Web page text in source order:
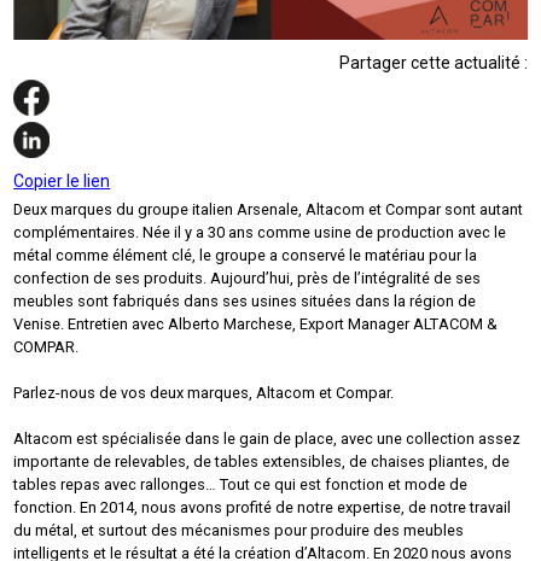
Partager cette actualité :
Copier le lien
Deux marques du groupe italien Arsenale, Altacom et Compar sont autant
complémentaires. Née il y a 30 ans comme usine de production avec le
métal comme élément clé, le groupe a conservé le matériau pour la
confection de ses produits. Aujourd’hui, près de l’intégralité de ses
meubles sont fabriqués dans ses usines situées dans la région de
Venise. Entretien avec Alberto Marchese, Export Manager ALTACOM &
COMPAR.
Parlez-nous de vos deux marques, Altacom et Compar.
Altacom est spécialisée dans le gain de place, avec une collection assez
importante de relevables, de tables extensibles, de chaises pliantes, de
tables repas avec rallonges… Tout ce qui est fonction et mode de
fonction. En 2014, nous avons profité de notre expertise, de notre travail
du métal, et surtout des mécanismes pour produire des meubles
intelligents et le résultat a été la création d’Altacom. En 2020 nous avons